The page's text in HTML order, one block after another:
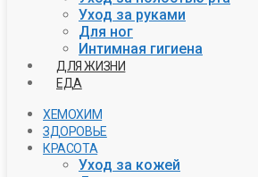
Уход за руками
Для ног
Интимная гигиена
ДЛЯ ЖИЗНИ
ЕДА
ХЕМОХИМ
ЗДОРОВЬЕ
КРАСОТА
Уход за кожей